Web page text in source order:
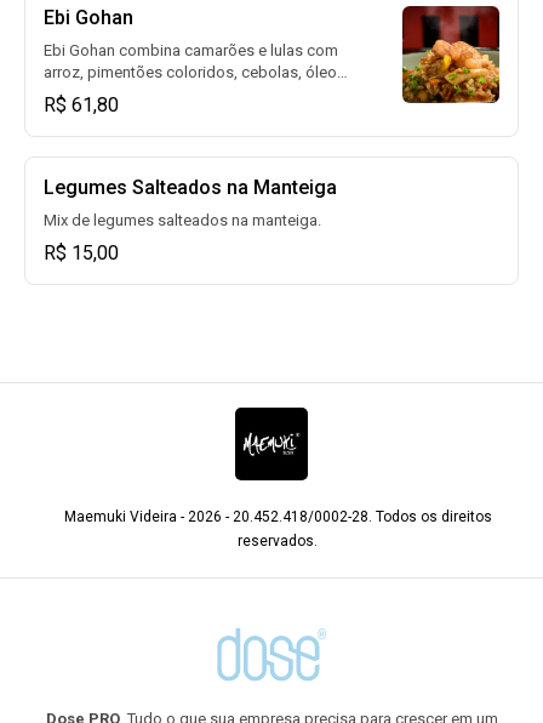
Ebi Gohan
Ebi Gohan combina camarões e lulas com
arroz, pimentões coloridos, cebolas, óleo
de gergelim, gengibre e molho de ostra.
Uma deliciosa combinação de sabores
japoneses.
R$ 61,80
Legumes Salteados na Manteiga
Mix de legumes salteados na manteiga.
R$ 15,00
Maemuki Videira - 2026 - 20.452.418/0002-28. Todos os direitos
reservados.
Dose PRO. Tudo o que sua empresa precisa para crescer em um